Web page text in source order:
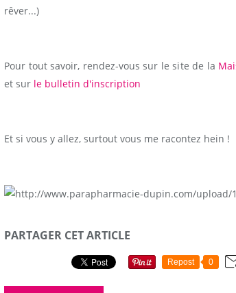
rêver...)
Pour tout savoir, rendez-vous sur le site de la
et sur le bulletin d'inscription
Et si vous y allez, surtout vous me racontez hein !
PARTAGER CET ARTICLE
Repost 0